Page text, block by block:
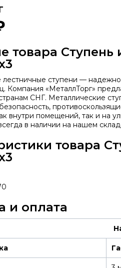
товара Ступень
лестничные ступени —
Компания «МеталлТорг»
СНГ. Металлические
внутри помещений, так и на
в наличии на нашем
товара
и оплата